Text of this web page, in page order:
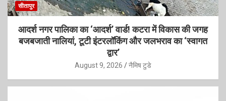
सीतापुर
आदर्श नगर पालिका का ‘आदर्श’ वार्ड! कटरा में विकास की जगह
बजबजाती नालियां, टूटी इंटरलॉकिंग और जलभराव का ‘स्वागत
द्वार’
August 9, 2026 नैमिष टुडे